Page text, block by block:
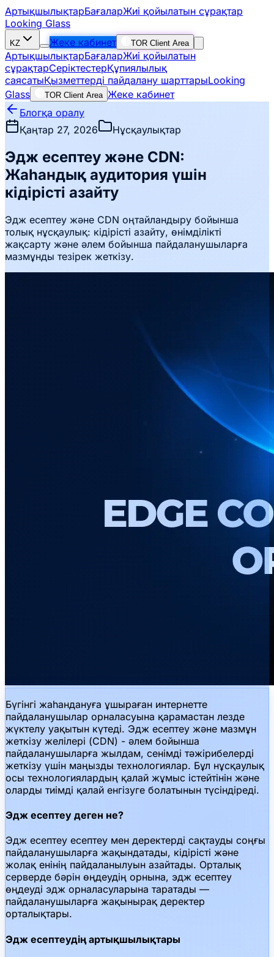
АртықшылықтарБағаларЖиі қойылатын сұрақтар
Looking Glass
KZ Жеке кабинет TOR Client Area
АртықшылықтарБағаларЖиі қойылатын
сұрақтарСеріктестерҚұпиялылық
саясатыҚызметтерді пайдалану шарттарыLooking
Glass
TOR Client Area Жеке кабинет
Блогқа оралу
Қаңтар 27, 2026
Нұсқаулықтар
Эдж есептеу және CDN:
Жаһандық аудитория үшін
кідірісті азайту
Эдж есептеу және CDN оңтайландыру бойынша
толық нұсқаулық: кідірісті азайту, өнімділікті
жақсарту және әлем бойынша пайдаланушыларға
мазмұнды тезірек жеткізу.
Бүгінгі жаһандануға ұшыраған интернетте
пайдаланушылар орналасуына қарамастан лезде
жүктелу уақытын күтеді. Эдж есептеу және мазмұн
жеткізу желілері (CDN) - әлем бойынша
пайдаланушыларға жылдам, сенімді тәжірибелерді
жеткізу үшін маңызды технологиялар. Бұл нұсқаулық
осы технологиялардың қалай жұмыс істейтінін және
оларды тиімді қалай енгізуге болатынын түсіндіреді.
Эдж есептеу деген не?
Эдж есептеу есептеу мен деректерді сақтауды соңғы
пайдаланушыларға жақындатады, кідірісті және
жолақ енінің пайдаланылуын азайтады. Орталық
серверде бәрін өңдеудің орнына, эдж есептеу
өңдеуді эдж орналасуларына таратады —
пайдаланушыларға жақынырақ деректер
орталықтары.
Эдж есептеудің артықшылықтары